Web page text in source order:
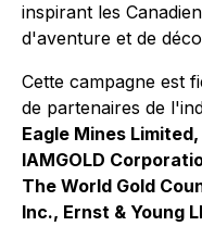
inspirant les
d'aventure et de
Cette campagne est
de partenaires de
Eagle Mines
IAMGOLD
The World Gold
Inc., Ernst & Young